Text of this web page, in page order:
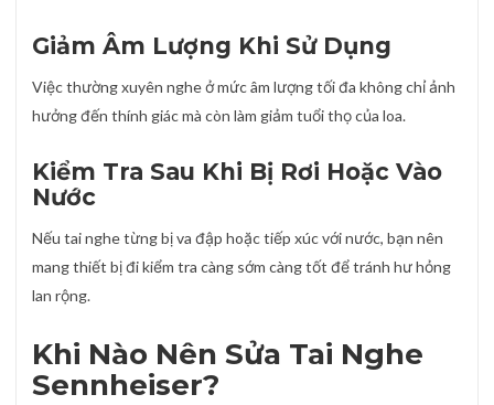
Giảm Âm Lượng Khi Sử Dụng
Việc thường xuyên nghe ở mức âm lượng tối đa không chỉ ảnh
hưởng đến thính giác mà còn làm giảm tuổi thọ của loa.
Kiểm Tra Sau Khi Bị Rơi Hoặc Vào
Nước
Nếu tai nghe từng bị va đập hoặc tiếp xúc với nước, bạn nên
mang thiết bị đi kiểm tra càng sớm càng tốt để tránh hư hỏng
lan rộng.
Khi Nào Nên Sửa Tai Nghe
Sennheiser?